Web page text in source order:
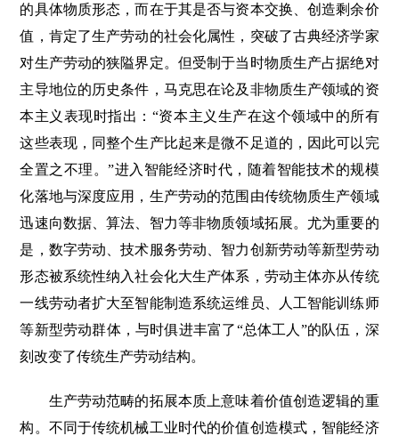
的具体物质形态，而在于其是否与资本交换、创造剩余价
值，肯定了生产劳动的社会化属性，突破了古典经济学家
对生产劳动的狭隘界定。但受制于当时物质生产占据绝对
主导地位的历史条件，马克思在论及非物质生产领域的资
本主义表现时指出：“资本主义生产在这个领域中的所有
这些表现，同整个生产比起来是微不足道的，因此可以完
全置之不理。”进入智能经济时代，随着智能技术的规模
化落地与深度应用，生产劳动的范围由传统物质生产领域
迅速向数据、算法、智力等非物质领域拓展。尤为重要的
是，数字劳动、技术服务劳动、智力创新劳动等新型劳动
形态被系统性纳入社会化大生产体系，劳动主体亦从传统
一线劳动者扩大至智能制造系统运维员、人工智能训练师
等新型劳动群体，与时俱进丰富了“总体工人”的队伍，深
刻改变了传统生产劳动结构。
生产劳动范畴的拓展本质上意味着价值创造逻辑的重
构。不同于传统机械工业时代的价值创造模式，智能经济